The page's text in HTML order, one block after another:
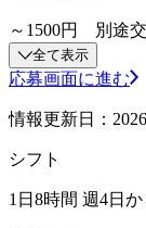
～1500円 別途交
全て表示
応募画面に進む
情報更新日：
シフト
1日8時間 週4日